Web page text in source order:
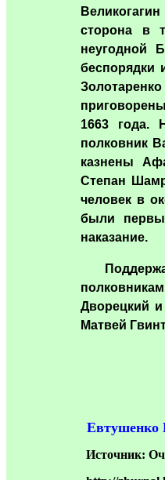
сторона в
неугодной
1663 года.
полковник
казнены
Степан
человек в
были
наказание.
Дворецкий
Матвей
Евтушенко
Источник: